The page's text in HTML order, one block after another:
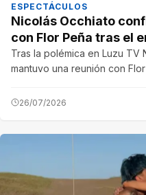
ESPECTÁCULOS
Nicolás Occhiato
con Flor Peña tras el
Tras la polémica en Luzu TV
mantuvo una reunión con
26/07/2026